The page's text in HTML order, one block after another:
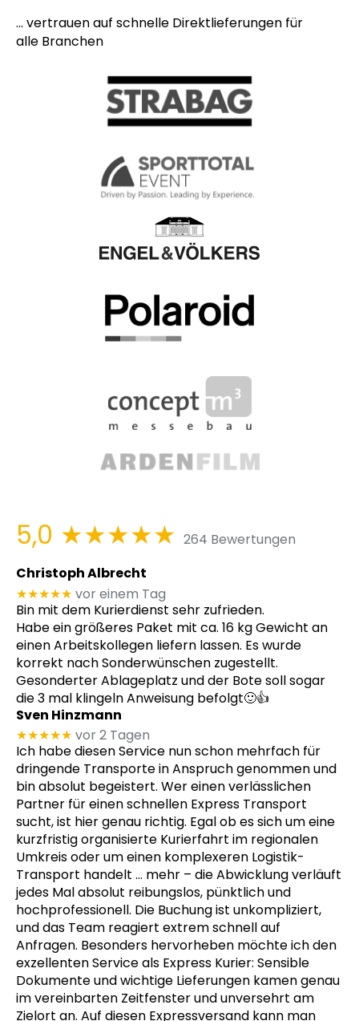
... vertrauen auf schnelle Direktlieferungen für
alle Branchen
5,0 ★★★★★ 264 Bewertungen
Christoph Albrecht
★★★★★ vor einem Tag
Bin mit dem Kurierdienst sehr zufrieden.
Habe ein größeres Paket mit ca. 16 kg Gewicht an
einen Arbeitskollegen liefern lassen. Es wurde
korrekt nach Sonderwünschen zugestellt.
Gesonderter Ablageplatz und der Bote soll sogar
die 3 mal klingeln Anweisung befolgt🙂👍
Sven Hinzmann
★★★★★ vor 2 Tagen
Ich habe diesen Service nun schon mehrfach für
dringende Transporte in Anspruch genommen und
bin absolut begeistert. Wer einen verlässlichen
Partner für einen schnellen Express Transport
sucht, ist hier genau richtig. Egal ob es sich um eine
kurzfristig organisierte Kurierfahrt im regionalen
Umkreis oder um einen komplexeren Logistik-
Transport handelt … mehr – die Abwicklung verläuft
jedes Mal absolut reibungslos, pünktlich und
hochprofessionell. Die Buchung ist unkompliziert,
und das Team reagiert extrem schnell auf
Anfragen. Besonders hervorheben möchte ich den
exzellenten Service als Express Kurier: Sensible
Dokumente und wichtige Lieferungen kamen genau
im vereinbarten Zeitfenster und unversehrt am
Zielort an. Auf diesen Expressversand kann man